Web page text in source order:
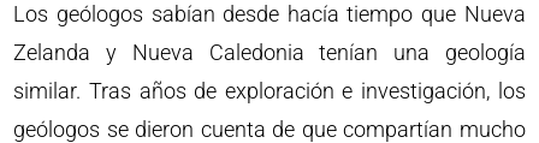
Los geólogos sabían desde hacía tiempo que Nueva
Zelanda y Nueva Caledonia tenían una geología
similar. Tras años de exploración e investigación, los
geólogos se dieron cuenta de que compartían mucho